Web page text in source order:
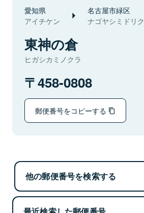
愛知県
アイチケン
名古屋市緑区
ナゴヤシミドリク
東神の倉
ヒガシカミノクラ
458-0808
郵便番号をコピーする
他の郵便番号を検索する